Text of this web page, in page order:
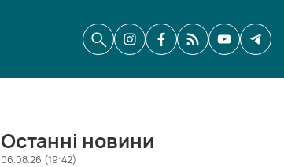
Останні новини
06.08.26 (19:42)